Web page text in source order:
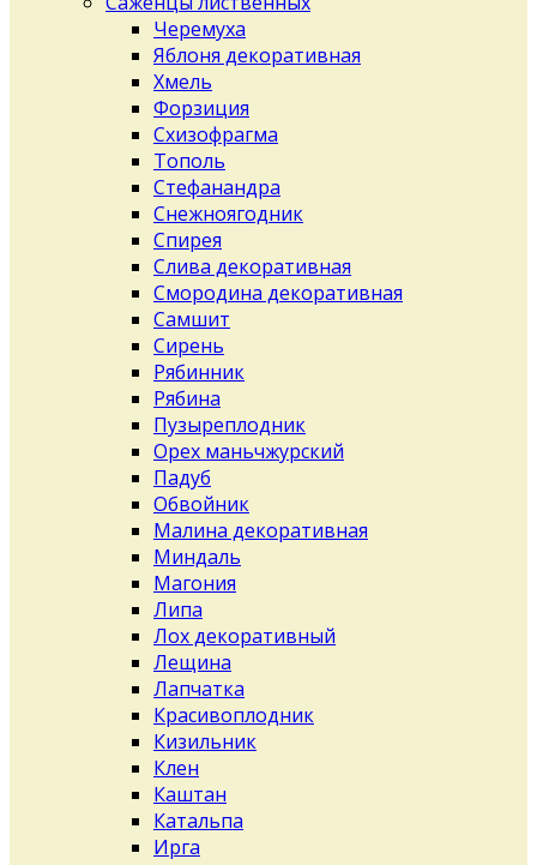
Черемуха
Яблоня декоративная
Хмель
Форзиция
Схизофрагма
Тополь
Стефанандра
Снежноягодник
Спирея
Слива декоративная
Смородина декоративная
Самшит
Сирень
Рябинник
Рябина
Пузыреплодник
Орех маньчжурский
Падуб
Обвойник
Малина декоративная
Миндаль
Магония
Липа
Лох декоративный
Лещина
Лапчатка
Красивоплодник
Кизильник
Клен
Каштан
Катальпа
Ирга